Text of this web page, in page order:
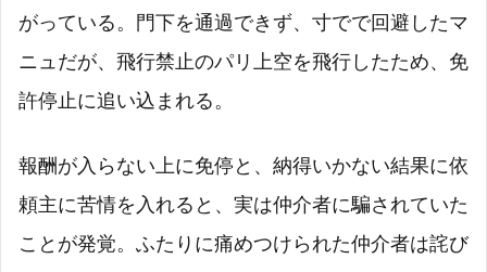
がっている。門下を通過できず、寸でで回避したマ
ニュだが、飛行禁止のパリ上空を飛行したため、免
許停止に追い込まれる。
報酬が入らない上に免停と、納得いかない結果に依
頼主に苦情を入れると、実は仲介者に騙されていた
ことが発覚。ふたりに痛めつけられた仲介者は詫び